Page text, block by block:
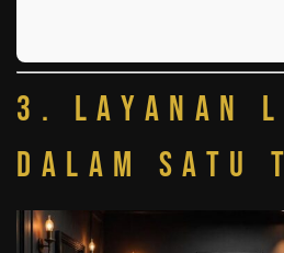
3. Layanan
dalam Satu